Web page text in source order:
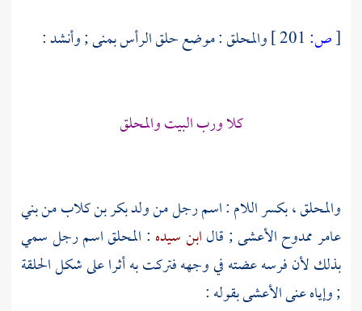
[ص: والمحلق : موضع حلق الرأس بمنى ; وأنشد :
كلا ورب البيت والمحلق
والمحلق، بكسر اللام : اسم رجل من ولدبكر بن كلابمنبني
عامرممدوحالأعشى; قالابن سيده : المحلق اسم رجل سمي
بذلك لأن فرسه عضته في وجهه فتركت به أثرا على شكل الحلقة
; وإياه عنىالأعشىبقوله :